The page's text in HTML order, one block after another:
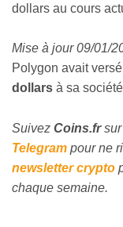
dollars au cours
Mise à jour 09/01/
Polygon avait
dollars à sa
Suivez Coins.frsur
Telegram pour ne
newsletter crypto
chaque semaine.